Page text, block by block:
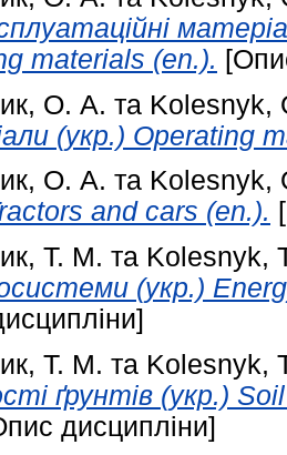
materials (en.).
О. А. та Kolesnyk,
(укр.) Operating
О. А. та Kolesnyk,
and cars (en.).
Т. М. та Kolesnyk,
(укр.)
Т. М. та Kolesnyk,
ґрунтів (укр.)
дисципліни]